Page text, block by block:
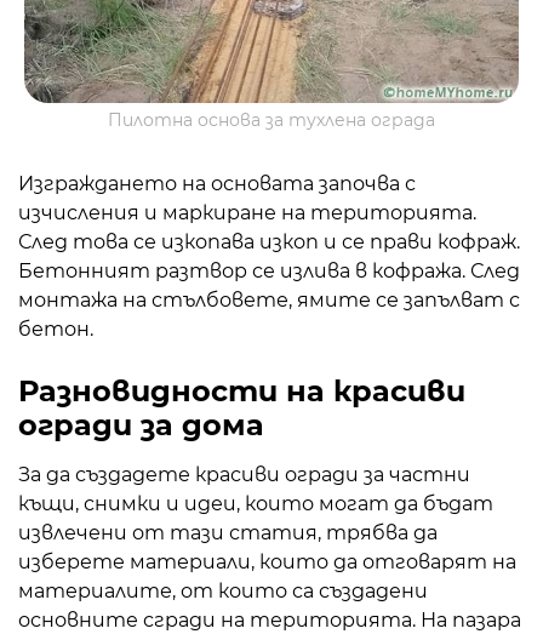
Пилотна основа за тухлена ограда
Изграждането на основата започва с
изчисления и маркиране на територията.
След това се изкопава изкоп и се прави кофраж.
Бетонният разтвор се излива в кофража. След
монтажа на стълбовете, ямите се запълват с
бетон.
Разновидности на красиви
огради за дома
За да създадете красиви огради за частни
къщи, снимки и идеи, които могат да бъдат
извлечени от тази статия, трябва да
изберете материали, които да отговарят на
материалите, от които са създадени
основните сгради на територията. На пазара